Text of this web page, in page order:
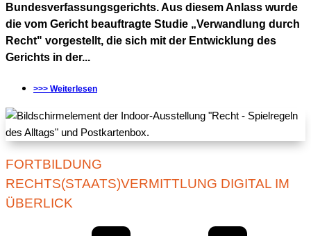
Bundesverfassungsgerichts. Aus diesem Anlass wurde
die vom Gericht beauftragte Studie „Verwandlung durch
Recht" vorgestellt, die sich mit der Entwicklung des
Gerichts in der...
>>> Weiterlesen
FORTBILDUNG
RECHTS(STAATS)VERMITTLUNG DIGITAL IM
ÜBERLICK